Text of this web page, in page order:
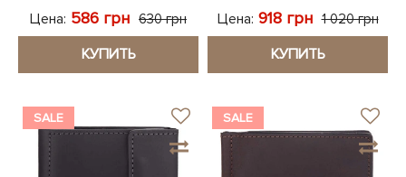
Цена: 586 грн 630 грн
КУПИТЬ
Цена: 918 грн 1 020 грн
КУПИТЬ
SALE SALE